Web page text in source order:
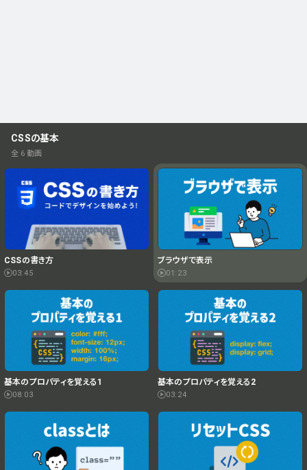
CSSの基本
全 6 動画
CSSの書き方
03:45
ブラウザで表示
01:23
基本のプロパティを覚える1
08:03
基本のプロパティを覚える2
03:24